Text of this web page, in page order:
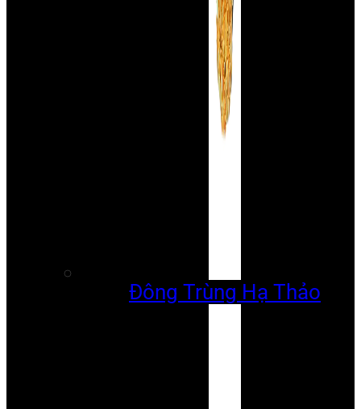
Đông Trùng Hạ Thảo